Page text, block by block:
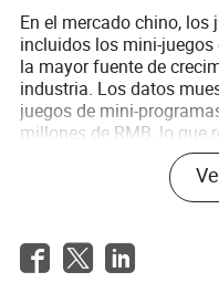
En el mercado chino,
incluidos los mini-juegos
la mayor fuente de
industria. Los datos
juegos de mini-
millones de RMB, lo que
del 34.4%. Aurora
superará los 100 mil